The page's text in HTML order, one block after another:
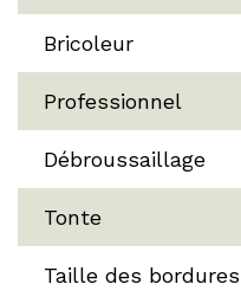
Bricoleur
Professionnel
Débroussaillage
Tonte
Taille des bordures